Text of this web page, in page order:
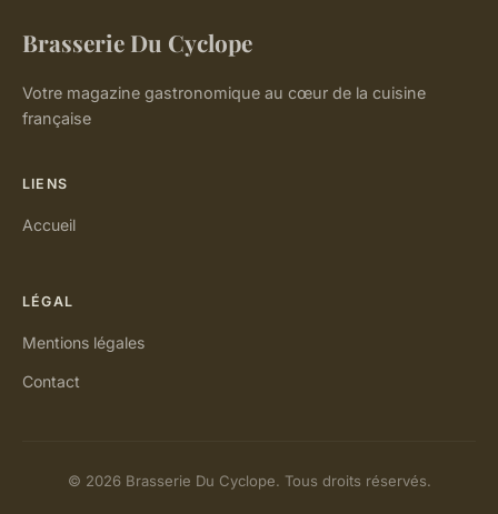
Brasserie Du Cyclope
Votre magazine gastronomique au cœur de la cuisine
française
LIENS
Accueil
LÉGAL
Mentions légales
Contact
© 2026 Brasserie Du Cyclope. Tous droits réservés.